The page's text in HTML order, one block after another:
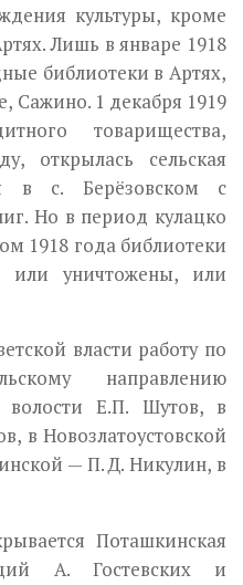
культуры, кроме
Лишь в январе 1918
библиотеки в Артях,
Сажино. 1 декабря 1919
товарищества,
откры­лась сельская
в с. Берёзовском с
Но в период кулацко
1918 года библиотеки
уничтожены, или
власти работу по
направлению
волости Е.П. Шутов, в
в Новозлатоустовской
— П. Д. Никулин, в
Поташкинская
А. Гостевских и